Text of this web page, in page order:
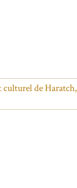
culturel de Haratch,